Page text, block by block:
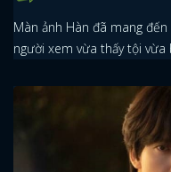
Màn ảnh Hàn đã mang
người xem vừa thấy tội vừa